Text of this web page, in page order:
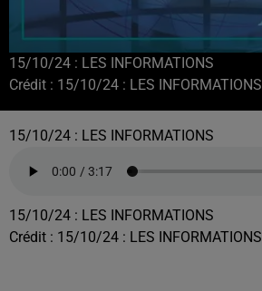
15/10/24 : LES INFORMATIONS
Crédit : 15/10/24 : LES INFORMATIONS
15/10/24 : LES INFORMATIONS
15/10/24 : LES INFORMATIONS
Crédit : 15/10/24 : LES INFORMATIONS